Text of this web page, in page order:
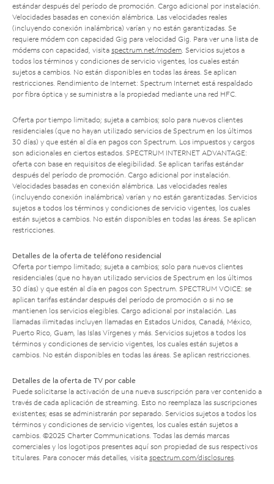
estándar después del período de promoción. Cargo adicional por instalación.
Velocidades basadas en conexión alámbrica. Las velocidades reales
(incluyendo conexión inalámbrica) varían y no están garantizadas. Se
requiere módem con capacidad Gig para velocidad Gig. Para ver una lista de
módems con capacidad, visita spectrum.net/modem . Servicios sujetos a
todos los términos y condiciones de servicio vigentes, los cuales están
sujetos a cambios. No están disponibles en todas las áreas. Se aplican
restricciones. Rendimiento de Internet: Spectrum Internet está respaldado
por fibra óptica y se suministra a la propiedad mediante una red HFC.
Oferta por tiempo limitado; sujeta a cambios; solo para nuevos clientes
residenciales (que no hayan utilizado servicios de Spectrum en los últimos
30 días) y que estén al día en pagos con Spectrum. Los impuestos y cargos
son adicionales en ciertos estados. SPECTRUM INTERNET ADVANTAGE:
oferta con base en requisitos de elegibilidad. Se aplican tarifas estándar
después del período de promoción. Cargo adicional por instalación.
Velocidades basadas en conexión alámbrica. Las velocidades reales
(incluyendo conexión inalámbrica) varían y no están garantizadas. Servicios
sujetos a todos los términos y condiciones de servicio vigentes, los cuales
están sujetos a cambios. No están disponibles en todas las áreas. Se aplican
restricciones.
Detalles de la oferta de teléfono residencial
Oferta por tiempo limitado; sujeta a cambios; solo para nuevos clientes
residenciales (que no hayan utilizado servicios de Spectrum en los últimos
30 días) y que estén al día en pagos con Spectrum. SPECTRUM VOICE: se
aplican tarifas estándar después del período de promoción o si no se
mantienen los servicios elegibles. Cargo adicional por instalación. Las
llamadas ilimitadas incluyen llamadas en Estados Unidos, Canadá, México,
Puerto Rico, Guam, las Islas Vírgenes y más. Servicios sujetos a todos los
términos y condiciones de servicio vigentes, los cuales están sujetos a
cambios. No están disponibles en todas las áreas. Se aplican restricciones.
Detalles de la oferta de TV por cable
Puede solicitarse la activación de una nueva suscripción para ver contenido a
través de cada aplicación de streaming. Esto no reemplaza las suscripciones
existentes; esas se administrarán por separado. Servicios sujetos a todos los
términos y condiciones de servicio vigentes, los cuales están sujetos a
cambios. ©2025 Charter Communications. Todas las demás marcas
comerciales y los logotipos presentes aquí son propiedad de sus respectivos
titulares. Para conocer más detalles, visita spectrum.com/disclosures